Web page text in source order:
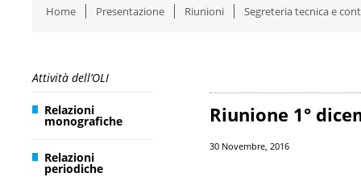
Home Presentazione Riunioni Segreteria tecnica e
Attività dell’OLI
Relazioni
monografiche
Relazioni
periodiche
Riunione 1°
30 Novembre, 2016